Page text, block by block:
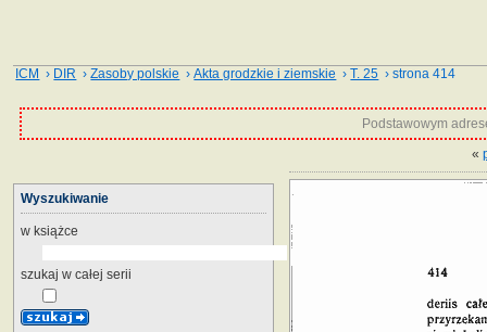
ICM › DIR ›Zasoby polskie ›Akta grodzkie i ziemskie ›T. 25 › strona 414
Podstawowym
«
Wyszukiwanie
w książce
szukaj w całej serii